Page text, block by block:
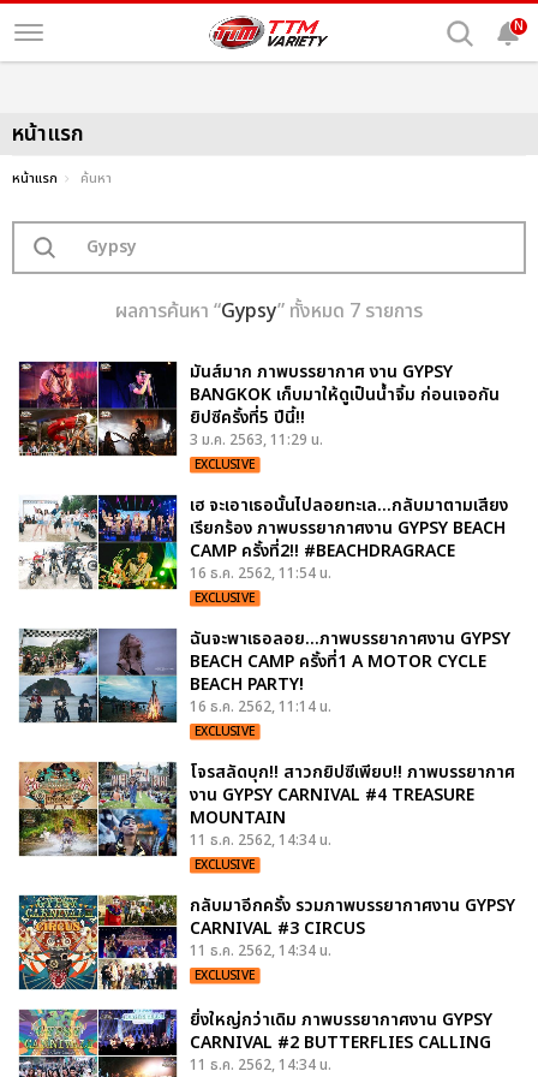
N
หน้าแรก
หน้าแรก ค้นหา
ผลการค้นหา “Gypsy” ทั้งหมด 7 รายการ
มันส์มาก ภาพบรรยากาศ งาน GYPSY
BANGKOK เก็บมาให้ดูเป็นน้ำจิ้ม ก่อนเจอกัน
ยิปซีครั้งที่5 ปีนี้!!
3 ม.ค. 2563, 11:29 น.
EXCLUSIVE
เฮ จะเอาเธอนั้นไปลอยทะเล...กลับมาตามเสียง
เรียกร้อง ภาพบรรยากาศงาน GYPSY BEACH
CAMP ครั้งที่2!! #BEACHDRAGRACE
16 ธ.ค. 2562, 11:54 น.
EXCLUSIVE
ฉันจะพาเธอลอย...ภาพบรรยากาศงาน GYPSY
BEACH CAMP ครั้งที่1 A MOTOR CYCLE
BEACH PARTY!
16 ธ.ค. 2562, 11:14 น.
EXCLUSIVE
โจรสลัดบุก!! สาวกยิปซีเพียบ!! ภาพบรรยากาศ
งาน GYPSY CARNIVAL #4 TREASURE
MOUNTAIN
11 ธ.ค. 2562, 14:34 น.
EXCLUSIVE
กลับมาอีกครั้ง รวมภาพบรรยากาศงาน GYPSY
CARNIVAL #3 CIRCUS
11 ธ.ค. 2562, 14:34 น.
EXCLUSIVE
ยิ่งใหญ่กว่าเดิม ภาพบรรยากาศงาน GYPSY
CARNIVAL #2 BUTTERFLIES CALLING
11 ธ.ค. 2562, 14:34 น.